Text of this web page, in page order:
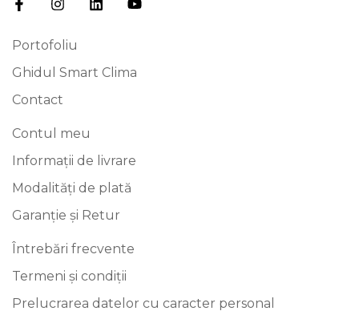
Portofoliu
Ghidul Smart Clima
Contact
Contul meu
Informații de livrare
Modalități de plată
Garanție și Retur
Întrebări frecvente
Termeni și condiții
Prelucrarea datelor cu caracter personal